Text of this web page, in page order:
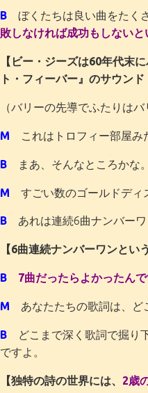
Bぼくたちは良い曲をたくさ
敗しなければ成功もしないと
【ビー・ジーズは60年代末
ト・フィーバー』のサウン
（バリーの先導でふたりは
M これはトロフィー部屋み
Bまあ、そんなところかな。
M すごい数のゴールドディ
Bあれは連続6曲ナンバーワ
【6曲連続ナンバーワンとい
B 7曲だったらよかったんで
M あなたたちの歌詞は、ど
B どこまで深く歌詞で掘り
ですよ。
【独特の詩の世界には、 2歳